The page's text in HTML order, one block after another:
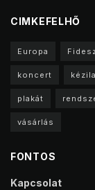
CIMKEFELHŐ
Europa
koncert
plakát
vásárlás
FONTOS
Kapcsolat